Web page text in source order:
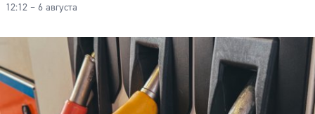
12:12 – 6 августа